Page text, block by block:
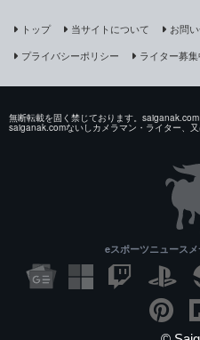
トップ 当サイトについて お問
プライバシーポリシー
ライター募集
無断転載を固く禁じております。
saiganak.comないしカメラマン・ライター、
eスポーツニュース